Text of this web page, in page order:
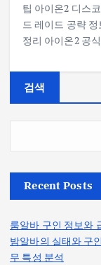
팁 아이온2 디스
드 레이드 공략
정리 아이온2 공
검색
Recent Posts
룸알바 구인 정보와
밤알바의 실태와 구
무 특성 분석